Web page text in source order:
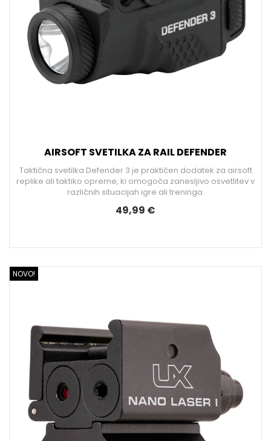
AIRSOFT SVETILKA ZA RAIL DEFENDER
Taktična svetilka Defender 3 je praktičen dodatek za airsoft
replike ali taktiko opreme, ki omogoča zanesljivo osvetlitev v
različnih situacijah igre ali treninga.
49,99 €
NOVO!